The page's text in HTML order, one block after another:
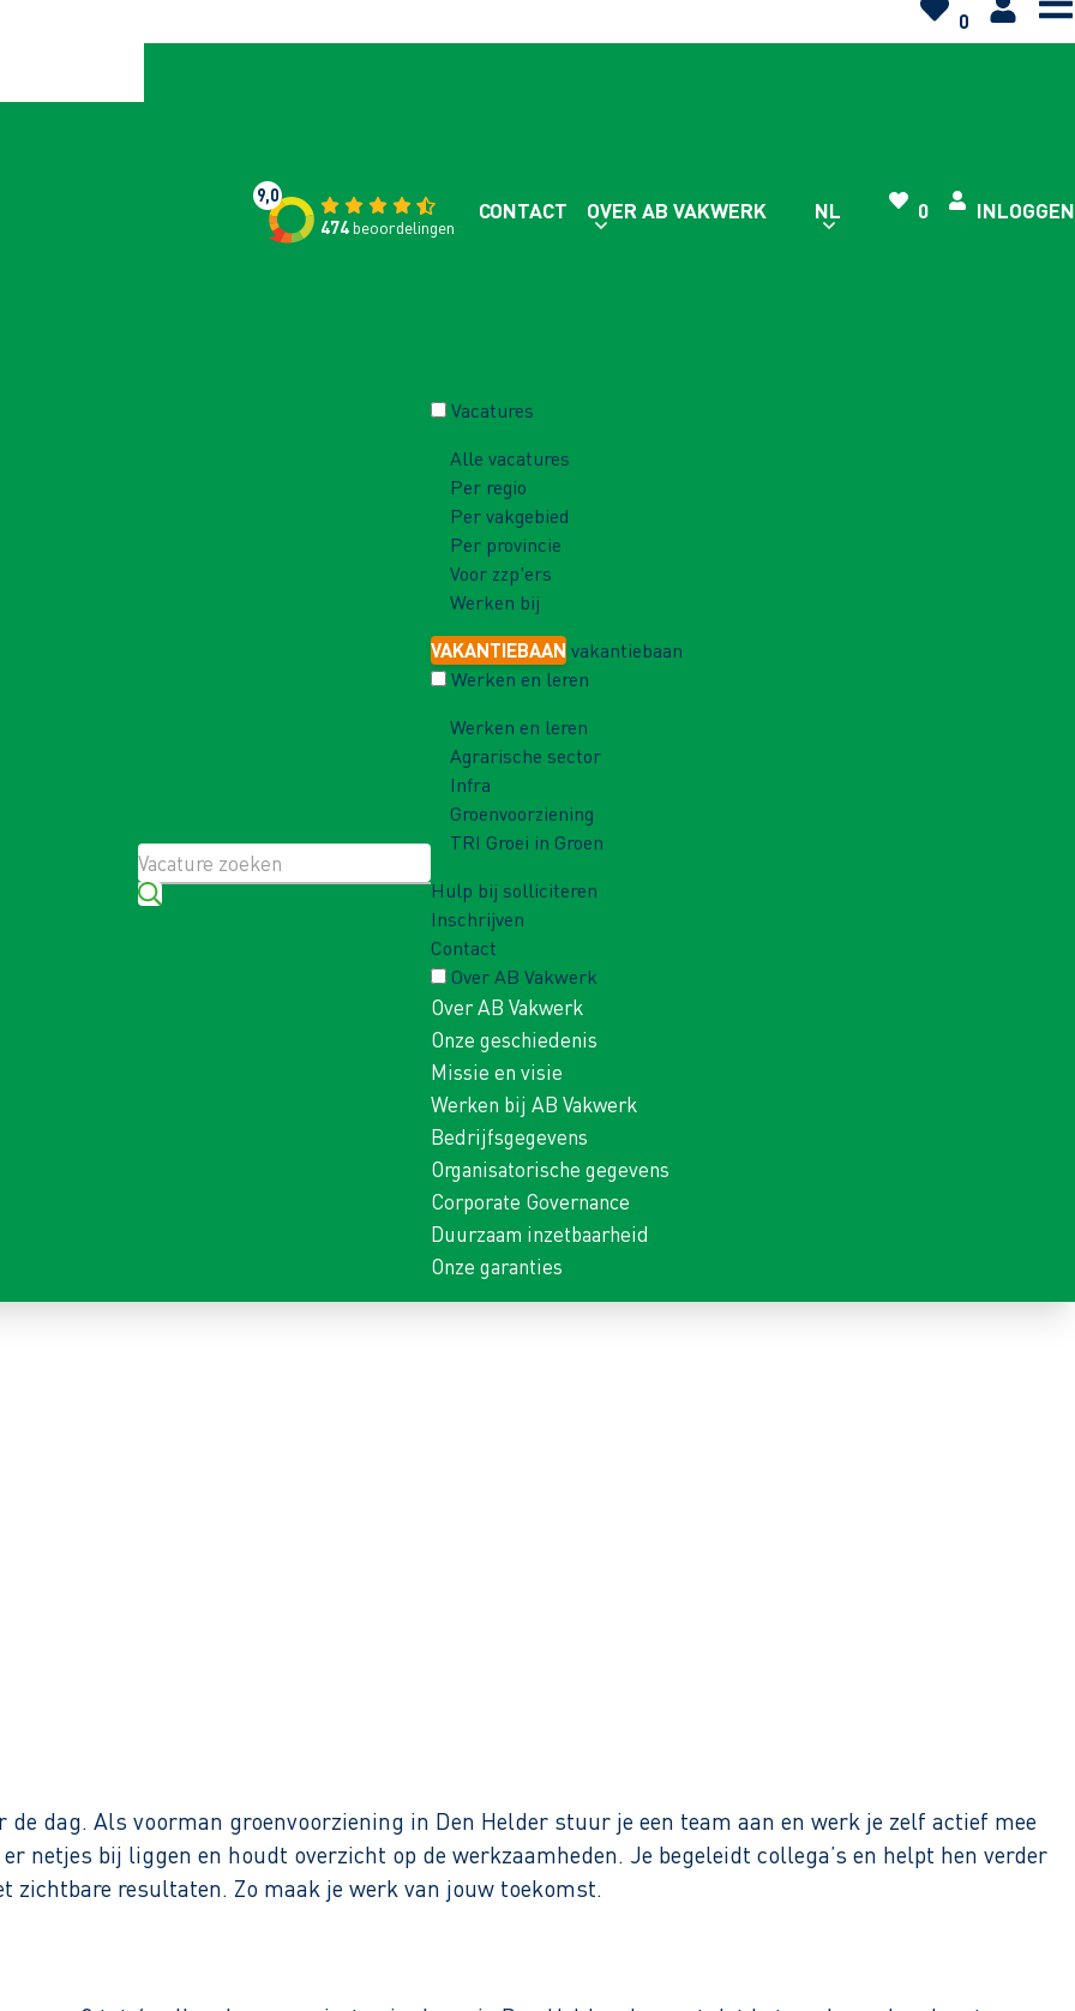
0
9,0
474beoordelingen
CONTACT OVER AB VAKWERK NL 0 INLOGGEN
Vacatures
Alle vacatures
Per regio
Per vakgebied
Per provincie
Voor zzp'ers
Werken bij
VAKANTIEBAAN vakantiebaan
Werken en leren
Werken en leren
Agrarische sector
Infra
Groenvoorziening
TRI Groei in Groen
Hulp bij solliciteren
Inschrijven
Contact
Over AB Vakwerk
Over AB Vakwerk
Onze geschiedenis
Missie en visie
Werken bij AB Vakwerk
Bedrijfsgegevens
Organisatorische gegevens
Corporate Governance
Duurzaam inzetbaarheid
Onze garanties
dag. Als voorman groenvoorziening in Den Helder stuur je een team aan en werk je zelf actief mee
netjes bij liggen en houdt overzicht op de werkzaamheden. Je begeleidt collega’s en helpt hen verder
zichtbare resultaten. Zo maak je werk van jouw toekomst.